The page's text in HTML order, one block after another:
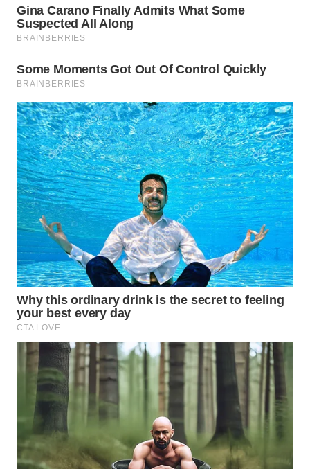
WN
SURABAYA
WN
NATUNA
WN
BINTAN
WN
MANDALIKA
WN
LIKUPANG
WN
LABUANBAJO
WN
Wahana
WAHANA
NEWS